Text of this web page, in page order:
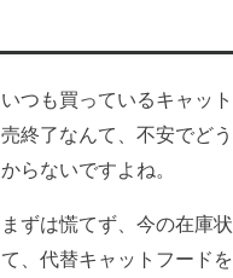
いつも買っているキャッ
売終了なんて、不安でど
からないですよね。
まずは慌てず、今の在庫
て、代替キャットフード